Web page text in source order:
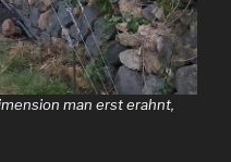
man erst erahnt,